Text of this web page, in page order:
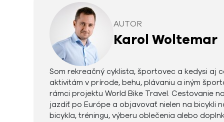
AUTOR
Karol Woltemar
Som rekreačný cyklista, športovec a kedysi aj
aktivitám v prírode, behu, plávaniu a iným
rámci projektu World Bike Travel. Cestovanie
jazdiť po Európe a objavovať nielen na bicykli
bicykla, tréningu, výberu oblečenia alebo